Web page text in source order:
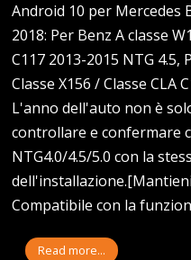
Android 10 per Mercedes
2018: Per Benz A classe
C117 2013-2015 NTG 4.5,
Classe X156 / Classe CLA
L'anno dell'auto non è
controllare e confermare
NTG4.0/4.5/5.0 con la
Compatibile con la
Read more...